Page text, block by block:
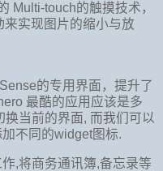
Multi-touch的触摸技术，
实现图片的缩小与放
的专用界面，提升了
最酷的应用应该是多
当前的界面, 而我们可以
不同的widget图标.
,将商务通讯簿,备忘录等